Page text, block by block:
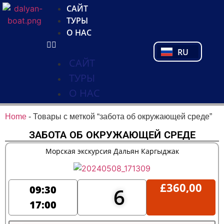
САЙТ
ТУРЫ
О НАС
САЙТ
ТУРЫ
О НАС
RU
PT
TR
Home - Товары с меткой “забота об окружающей среде”
ЗАБОТА ОБ ОКРУЖАЮЩЕЙ СРЕДЕ
Морская экскурсия Дальян Каргыджак
09:30
17:00
6 £360,00